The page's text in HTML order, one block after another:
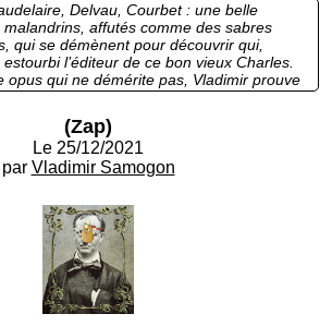
Delvau, Courbet : une belle
affutés comme des sabres
qui se démènent pour découvrir qui,
l’éditeur de ce bon vieux Charles.
opus qui ne démérite pas, Vladimir prouve
et de la suite dans les idées, autant que
(Zap)
Le 25/12/2021
par Vladimir Samogon